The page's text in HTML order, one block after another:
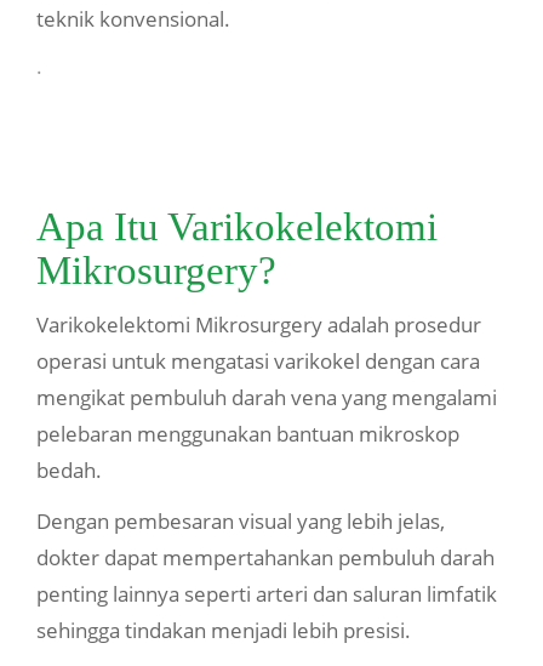
teknik konvensional.
.
Apa Itu Varikokelektomi
Mikrosurgery?
Varikokelektomi Mikrosurgery adalah prosedur
operasi untuk mengatasi varikokel dengan cara
mengikat pembuluh darah vena yang mengalami
pelebaran menggunakan bantuan mikroskop
bedah.
Dengan pembesaran visual yang lebih jelas,
dokter dapat mempertahankan pembuluh darah
penting lainnya seperti arteri dan saluran limfatik
sehingga tindakan menjadi lebih presisi.